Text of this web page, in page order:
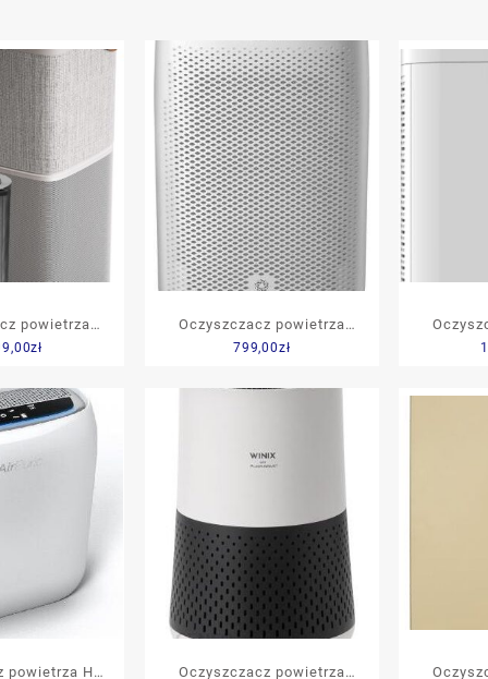
powietrza
A9 PA91-
zł
Oczyszczacz powietrza
PHILIPS AC1214/10
799,00zł
powietrza HB
Oczyszczacz powietrza